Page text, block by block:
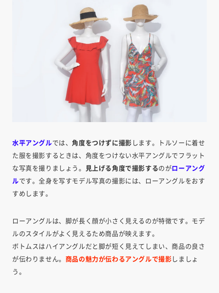
水平アングルでは、 角度をつけずに撮影 します。トルソーに着せ
た服を撮影するときは、角度をつけない水平アングルでフラット
な写真を撮りましょう。
見上げる角度で撮影するのがローアング
ルです。全身を写すモデル写真の撮影には、ローアングルをおす
すめします。
ローアングルは、脚が長く顔が小さく見えるのが特徴です。モデ
ルのスタイルがよく見えるため商品が映えます。
ボトムスはハイアングルだと脚が短く見えてしまい、商品の良さ
が伝わりません。 商品の魅力が伝わるアングルで撮影 しましょ
う。